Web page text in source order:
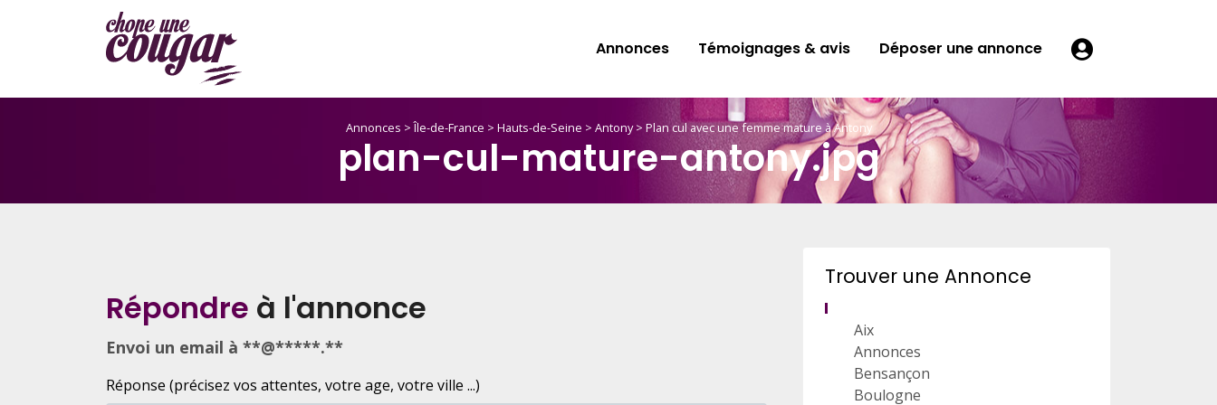
Annonces Témoignages & avis Déposer une annonce
Annonces >Île-de-France > Hauts-de-Seine > Antony> Plan cul avec une femme mature à Antony
plan-cul-mature-antony.jpg
Répondre à l'annonce
Envoi un email à **@*****.**
Réponse (précisez vos attentes, votre age, votre ville ...)
Trouver une Annonce
Aix
Annonces
Bensançon
Boulogne